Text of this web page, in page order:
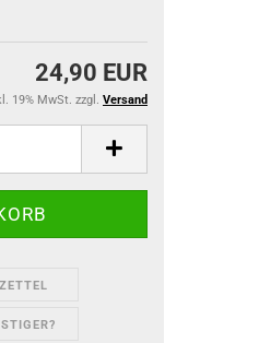
24,90 EUR
19% MwSt. zzgl. Versand